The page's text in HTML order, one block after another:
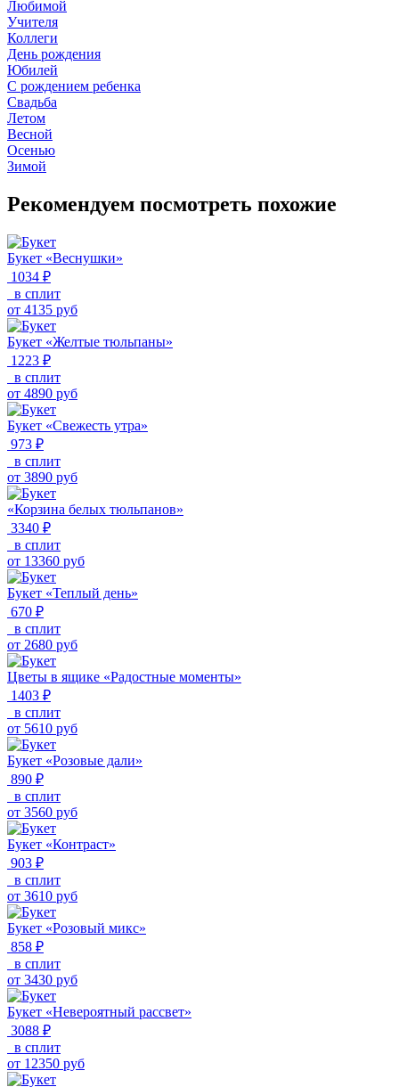
Любимой
Учителя
Коллеги
День рождения
Юбилей
С рождением ребенка
Свадьба
Летом
Весной
Осенью
Зимой
Рекомендуем посмотреть похожие
Букет «Веснушки»
1034 ₽
в сплит
от 4135 руб
Букет «Желтые тюльпаны»
1223 ₽
в сплит
от 4890 руб
Букет «Свежесть утра»
973 ₽
в сплит
от 3890 руб
«Корзина белых тюльпанов»
3340 ₽
в сплит
от 13360 руб
Букет «Теплый день»
670 ₽
в сплит
от 2680 руб
Цветы в ящике «Радостные моменты»
1403 ₽
в сплит
от 5610 руб
Букет «Розовые дали»
890 ₽
в сплит
от 3560 руб
Букет «Контраст»
903 ₽
в сплит
от 3610 руб
Букет «Розовый микс»
858 ₽
в сплит
от 3430 руб
Букет «Невероятный рассвет»
3088 ₽
в сплит
от 12350 руб